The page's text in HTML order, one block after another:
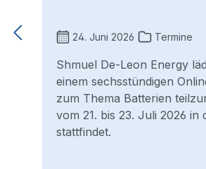
24. Juni 2026 Termine
Shmuel De-Leon Energy
einem sechsstündigen
zum Thema Batterien
vom 21. bis 23. Juli 2026 in
stattfindet.